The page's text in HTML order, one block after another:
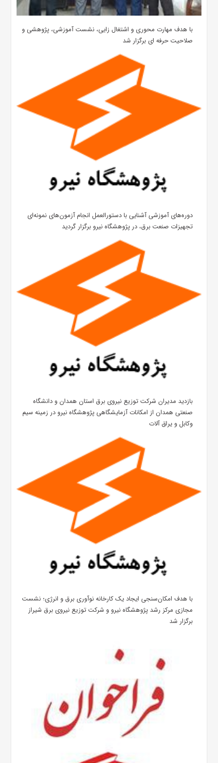
با هدف مهارت محوری و اشتغال زایی، نشست آموزشی، پژوهشی و
صلاحیت حرفه ای برگزار شد
دوره‌های آموزشی آشنایی با دستورالعمل انجام آزمون‌های نمونه‌ای
تجهیزات صنعت برق، در پژوهشگاه نیرو برگزار گردید
بازدید مدیران شرکت توزیع نیروی برق استان همدان و دانشگاه
صنعتی همدان از امکانات آزمایشگاهی پژوهشگاه نیرو در زمینه سیم
وکابل و یراق آلات
با هدف امکان‌سنجی ایجاد یک کارخانه نوآوری برق و انرژی؛ نشست
مجازی مرکز رشد پژوهشگاه نیرو و شرکت توزیع نیروی برق شیراز
برگزار شد